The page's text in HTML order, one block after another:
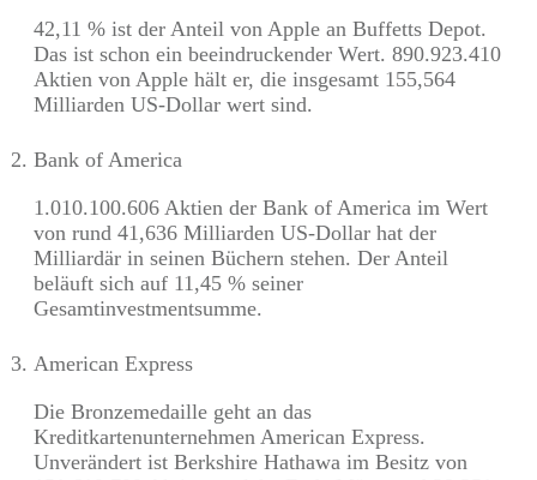
42,11 % ist der Anteil von Apple an Buffetts Depot.
Das ist schon ein beeindruckender Wert. 890.923.410
Aktien von Apple hält er, die insgesamt 155,564
Milliarden US-Dollar wert sind.
Bank of America
1.010.100.606 Aktien der Bank of America im Wert
von rund 41,636 Milliarden US-Dollar hat der
Milliardär in seinen Büchern stehen. Der Anteil
beläuft sich auf 11,45 % seiner
Gesamtinvestmentsumme.
American Express
Die Bronzemedaille geht an das
Kreditkartenunternehmen American Express.
Unverändert ist Berkshire Hathawa im Besitz von